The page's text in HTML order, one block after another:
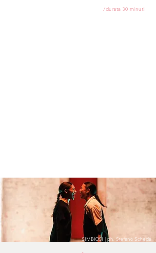
/durata 30 minuti
SIMBIOSI | ph. Stefano Scheda